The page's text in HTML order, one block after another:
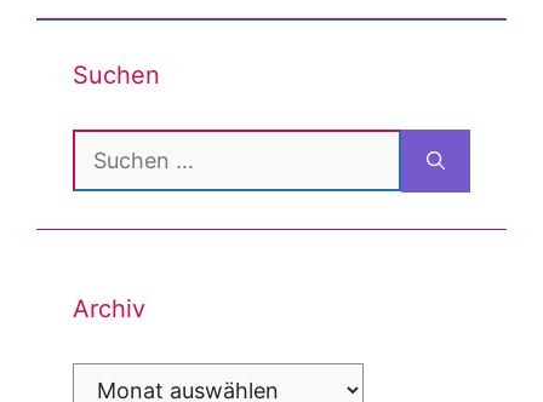
Suchen
Suchen
nach:
Archiv
Archiv